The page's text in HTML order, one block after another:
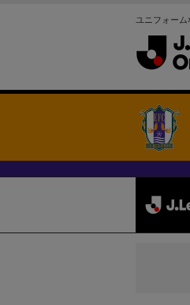
ユニフォー